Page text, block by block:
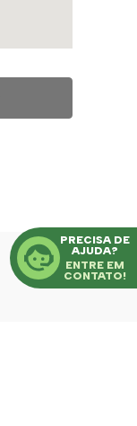
PRECISA DE
AJUDA?
ENTRE EM
CONTATO!